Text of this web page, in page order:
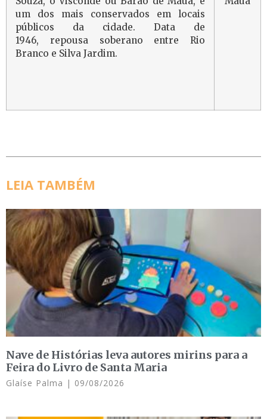
um dos mais conservados em locais
públicos da cidade. Data de
1946, repousa soberano entre Rio
Branco e Silva Jardim.
LEIA TAMBÉM
Nave de Histórias leva autores mirins para a
Feira do Livro de Santa Maria
Glaíse Palma 09/08/2026